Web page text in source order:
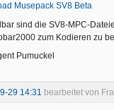
Musepack SV8 Beta
sind die SV8-MPC-
zum Kodieren zu
Pumuckel
29 14:31 bearbeitet von